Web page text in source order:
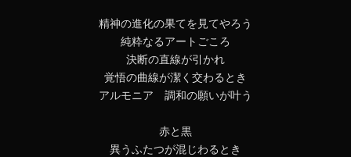
精神の進化の果てを見てやろう
純粋なるアートごころ
決断の直線が引かれ
覚悟の曲線が潔く交わるとき
アルモニア 調和の願いが叶う
赤と黒
異うふたつが混じわるとき